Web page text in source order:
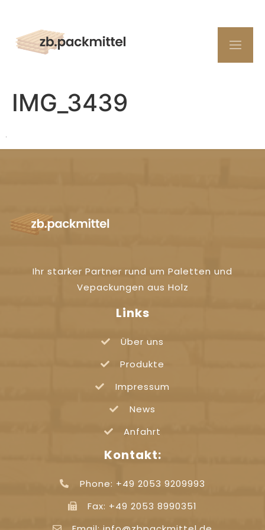
IMG_3439
Ihr starker Partner rund um Paletten und
Vepackungen aus Holz
Links
Über uns
Produkte
Impressum
News
Anfahrt
Kontakt:
Phone: +49 2053 9209993
Fax: +49 2053 8990351